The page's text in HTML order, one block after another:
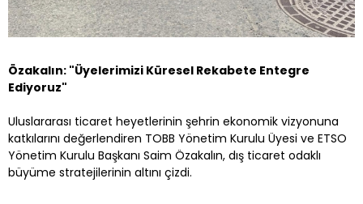
Özakalın: "Üyelerimizi Küresel Rekabete Entegre
Ediyoruz"
Uluslararası ticaret heyetlerinin şehrin ekonomik vizyonuna
katkılarını değerlendiren TOBB Yönetim Kurulu Üyesi ve ETSO
Yönetim Kurulu Başkanı Saim Özakalın, dış ticaret odaklı
büyüme stratejilerinin altını çizdi.